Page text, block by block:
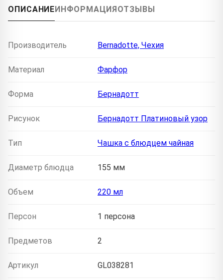
ОПИСАНИЕ ИНФОРМАЦИЯ ОТЗЫВЫ
Производитель Bernadotte, Чехия
Материал Фарфор
Форма Бернадотт
Рисунок Бернадотт Платиновый узор
Тип Чашка с блюдцем чайная
Диаметр блюдца 155 мм
Объем 220 мл
Персон 1 персона
Предметов 2
Артикул GL038281